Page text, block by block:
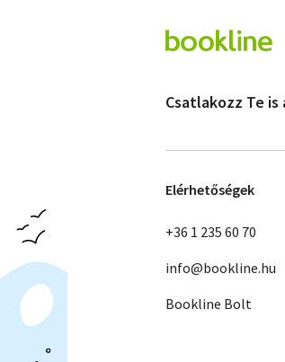
Csatlakozz Te
Elérhetőségek
+36 1 235 60 70
info@bookline.hu
Bookline Bolt